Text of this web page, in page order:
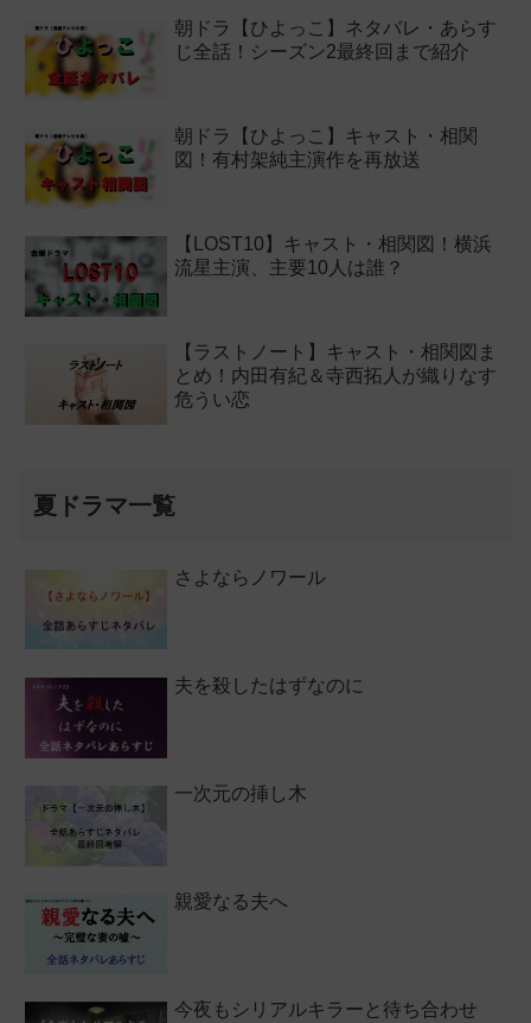
朝ドラ【ひよっこ】ネタバレ・あらす
じ全話！シーズン2最終回まで紹介
朝ドラ【ひよっこ】キャスト・相関
図！有村架純主演作を再放送
【LOST10】キャスト・相関図！横浜
流星主演、主要10人は誰？
【ラストノート】キャスト・相関図ま
とめ！内田有紀＆寺西拓人が織りなす
危うい恋
夏ドラマ一覧
さよならノワール
夫を殺したはずなのに
一次元の挿し木
親愛なる夫へ
今夜もシリアルキラーと待ち合わせ